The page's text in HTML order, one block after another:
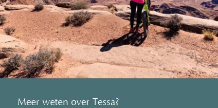
Meer weten over Tessa?